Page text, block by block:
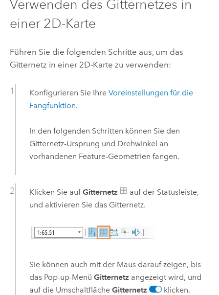
Verwenden des Gitternetzes in
einer 2D-Karte
Führen Sie die folgenden Schritte aus, um das
Gitternetz in einer 2D-Karte zu verwenden:
Konfigurieren Sie Ihre Voreinstellungen für die
Fangfunktion.
In den folgenden Schritten können Sie den
Gitternetz-Ursprung und Drehwinkel an
vorhandenen Feature-Geometrien fangen.
Klicken Sie auf Gitternetz
auf der Statusleiste,
und aktivieren Sie das Gitternetz.
Sie können auch mit der Maus darauf zeigen, bis
das Pop-up-Menü Gitternetzangezeigt wird, und
auf die Umschaltfläche Gitternetz klicken.